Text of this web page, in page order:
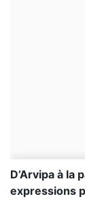
D’Arvipa à la
expressions